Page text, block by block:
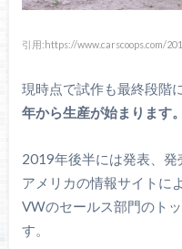
引用:https://www.carscoops.com/
現時点で試作も最終段階
年から生産が始まります。
2019年後半には発表、発
アメリカの情報サイトに
VWのセールス部門のト
す。